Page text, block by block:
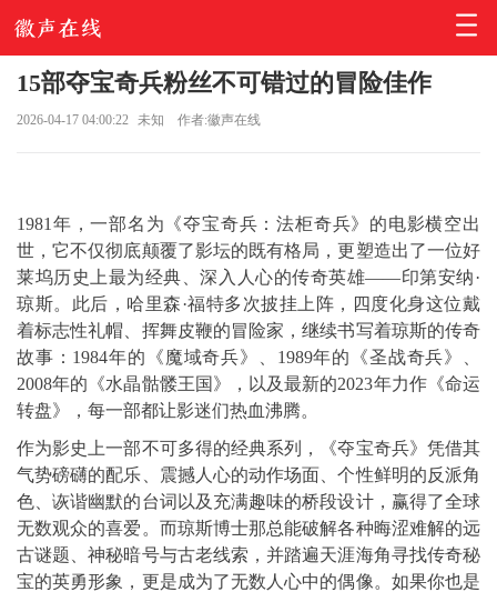
15部夺宝奇兵粉丝不可错过的冒险佳作
2026-04-17 04:00:22 未知 作者:徽声在线
1981年，一部名为《夺宝奇兵：法柜奇兵》的电影横空出
世，它不仅彻底颠覆了影坛的既有格局，更塑造出了一位好
莱坞历史上最为经典、深入人心的传奇英雄——印第安纳·
琼斯。此后，哈里森·福特多次披挂上阵，四度化身这位戴
着标志性礼帽、挥舞皮鞭的冒险家，继续书写着琼斯的传奇
故事：1984年的《魔域奇兵》、1989年的《圣战奇兵》、
2008年的《水晶骷髅王国》，以及最新的2023年力作《命运
转盘》，每一部都让影迷们热血沸腾。
作为影史上一部不可多得的经典系列，《夺宝奇兵》凭借其
气势磅礴的配乐、震撼人心的动作场面、个性鲜明的反派角
色、诙谐幽默的台词以及充满趣味的桥段设计，赢得了全球
无数观众的喜爱。而琼斯博士那总能破解各种晦涩难解的远
古谜题、神秘暗号与古老线索，并踏遍天涯海角寻找传奇秘
宝的英勇形象，更是成为了无数人心中的偶像。如果你也是